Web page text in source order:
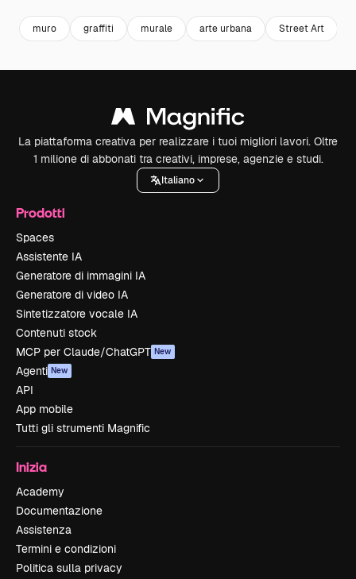
muro graffiti murale arte urbana Street Art
La piattaforma creativa per realizzare i tuoi migliori lavori. Oltre
1 milione di abbonati tra creativi, imprese, agenzie e studi.
Italiano
Prodotti
Spaces
Assistente IA
Generatore di immagini IA
Generatore di video IA
Sintetizzatore vocale IA
Contenuti stock
MCP per Claude/ChatGPT New
Agenti New
API
App mobile
Tutti gli strumenti Magnific
Inizia
Academy
Documentazione
Assistenza
Termini e condizioni
Politica sulla privacy